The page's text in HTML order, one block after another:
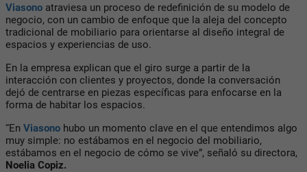
Viasono atraviesa un proceso de redefinición de su modelo de
negocio, con un cambio de enfoque que la aleja del concepto
tradicional de mobiliario para orientarse al diseño integral de
espacios y experiencias de uso.
En la empresa explican que el giro surge a partir de la
interacción con clientes y proyectos, donde la conversación
dejó de centrarse en piezas específicas para enfocarse en la
forma de habitar los espacios.
“En Viasono hubo un momento clave en el que entendimos algo
muy simple: no estábamos en el negocio del mobiliario,
estábamos en el negocio de cómo se vive”, señaló su directora,
Noelia Copiz.